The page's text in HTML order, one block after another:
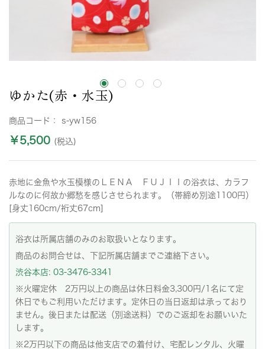
ゆかた(赤・水玉)
商品コード： s-yw156
￥5,500 (税込)
赤地に金魚や水玉模様のＬＥＮＡ ＦＵＪＩＩの浴衣は、カラフ
ルなのに何故か郷愁を感じさせられます。（帯締め別途1100円）
[身丈160cm/裄丈67cm]
浴衣は所属店舗のみのお取扱いとなります。
商品のお問合せは、下記所属店舗までご連絡下さい。
渋谷本店: 03-3476-3341
※火曜定休 2万円以上の商品は休日料金3,300円/1名にて定
休日でもご利用いただけます。定休日の当日返却は承っており
ません。後日または配送（別途送料）でのご返却をお願いいた
します。
※2万円以下の商品は他支店での着付け、宅配レンタル、火曜